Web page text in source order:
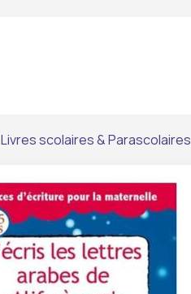
Livres scolaires & Parascolaires